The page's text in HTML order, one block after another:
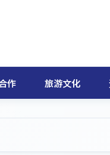
作 旅游文化